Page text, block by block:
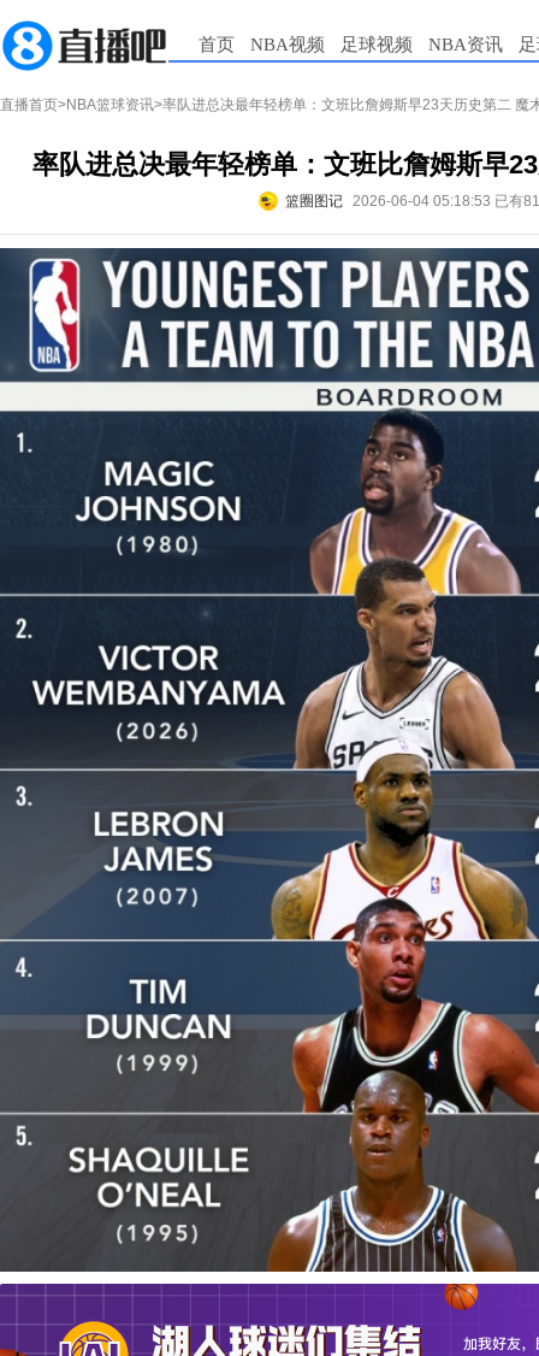
首页 NBA视频 足球视频 NBA资讯
直播首页>NBA篮球资讯>率队进总决最年轻榜单：文班比詹姆斯早23天历史第二 魔
率队进总决最年轻榜单：文班比詹姆斯早
篮圈图记 2026-06-04 05:18:53 已有